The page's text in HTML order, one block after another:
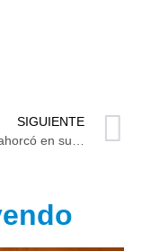
SIGUIENTE